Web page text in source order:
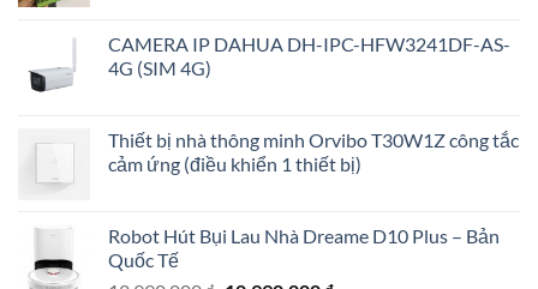
CAMERA IP DAHUA DH-IPC-HFW3241DF-AS-
4G (SIM 4G)
Thiết bị nhà thông minh Orvibo T30W1Z công tắc
cảm ứng (điều khiển 1 thiết bị)
Robot Hút Bụi Lau Nhà Dreame D10 Plus – Bản
Quốc Tế